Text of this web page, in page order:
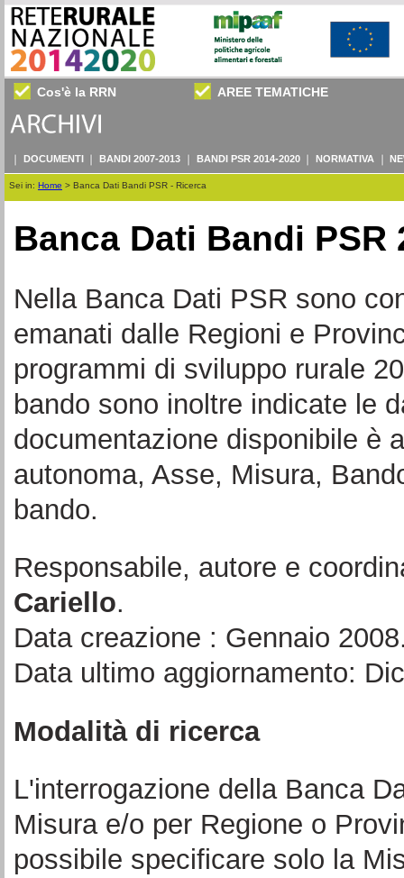
Cos'è la RRN AREE TEMATICHE
DOCUMENTI BANDI 2007-2013 BANDI PSR 2014-2020 NORMATIVA
Sei in: Home > Banca Dati Bandi PSR - Ricerca
Banca Dati Bandi PSR
Nella Banca Dati PSR sono
emanati dalle Regioni e
programmi di sviluppo rurale
bando sono inoltre indicate le
documentazione disponibile è
autonoma, Asse, Misura,
bando.
Responsabile, autore e
Cariello.
Data creazione : Gennaio
Data ultimo aggiornamento:
Modalità di ricerca
L'interrogazione della Banca
Misura e/o per Regione o
possibile specificare solo la